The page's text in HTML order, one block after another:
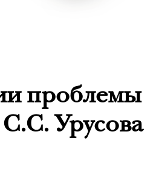
проблемы
Урусова